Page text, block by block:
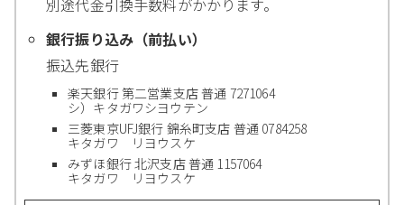
銀行振り込み（前払い）
振込先銀行
楽天銀行 第二営業支店 普通 7271064
シ）キタガワシヨウテン
三菱東京UFJ銀行 錦糸町支店 普通 0784258
キタガワ リヨウスケ
みずほ銀行 北沢支店 普通 1157064
キタガワ リヨウスケ